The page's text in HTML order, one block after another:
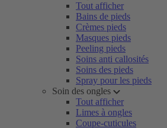
Tout afficher
Bains de pieds
Crèmes pieds
Masques pieds
Peeling pieds
Soins anti callosités
Soins des pieds
Spray pour les pieds
Soin des ongles
Tout afficher
Limes à ongles
Coupe-cuticules